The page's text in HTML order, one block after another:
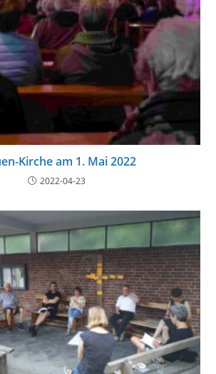
Kirche am 1. Mai 2022
2022-04-23